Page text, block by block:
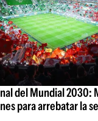
del Mundial 2030:
para arrebatar la